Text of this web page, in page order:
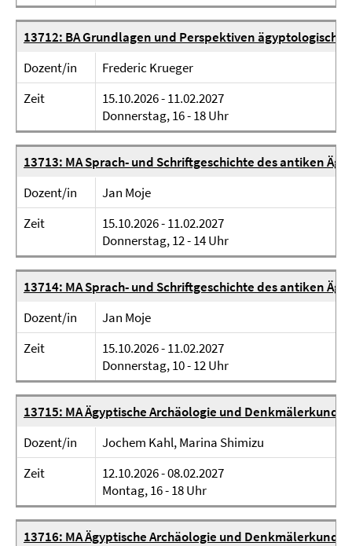
13712: BA Grundlagen und Perspektiven
Dozent/in
Frederic Krueger
Zeit
15.10.2026 - 11.02.2027
Donnerstag, 16 - 18 Uhr
13713: MA Sprach- und Schriftgeschichte des antiken
Dozent/in
Jan Moje
Zeit
15.10.2026 - 11.02.2027
Donnerstag, 12 - 14 Uhr
13714: MA Sprach- und Schriftgeschichte des antiken
Dozent/in
Jan Moje
Zeit
15.10.2026 - 11.02.2027
Donnerstag, 10 - 12 Uhr
13715: MA Ägyptische Archäologie und Denkmälerkunde
Dozent/in
Jochem Kahl, Marina Shimizu
Zeit
12.10.2026 - 08.02.2027
Montag, 16 - 18 Uhr
13716: MA Ägyptische Archäologie und Denkmälerkunde